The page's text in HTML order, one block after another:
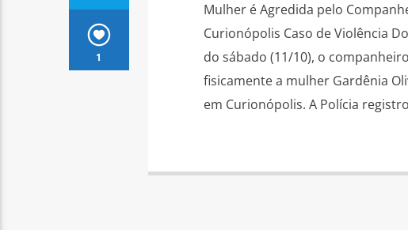
1
Mulher é Agredida pelo
Curionópolis Caso de Violência
do sábado (11/10), o
fisicamente a mulher Gardênia
em Curionópolis. A Polícia